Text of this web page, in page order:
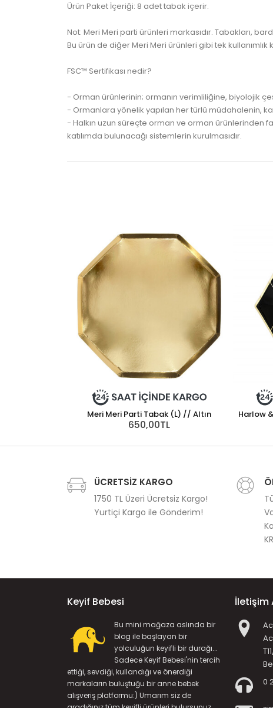
Ürün Paket İçeriği: 8 adet tabak içerir.
Not: Meri Meri parti ürünleri markasıdır. Tabakları,
Bu ürün de diğer Meri Meri ürünleri gibi tek
FSC™ Sertifikası nedir?
- Orman ürünlerinin; ormanın verimliliğine, biyolojik
- Ormanlara yönelik yapılan her türlü müdahalenin,
- Halkın uzun süreçte orman ve orman ürünlerinden
katılımda bulunacağı sistemlerin kurulmasıdır.
Meri Meri Parti Tabak (L) // Altın
650,00TL
Harlow
ÜCRETSİZ KARGO
1750 TL Üzeri Ücretsiz Kargo!
Yurtiçi Kargo ile Gönderim!
Keyif Bebesi
Bu mini mağaza aslında bir
blog ile başlayan bir
yolculuğun keyifli bir durağı...
Sadece Keyif Bebesi'nin tercih
ettiği, sevdiği, kullandığı ve önerdiği
markaların buluştuğu bir anne bebek
alışveriş platformu:) Umarım siz de
İletişim
0